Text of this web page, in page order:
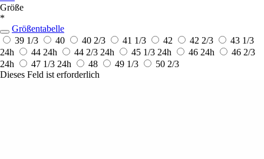
Größe
*
Größentabelle
39 1/3
40 40 2/3 41 1/3 42 42 2/3
43 1/3
24h
44 24h 44 2/3 24h 45 1/3 24h 46 24h
46 2/3
24h
47 1/3 24h 48 49 1/3
50 2/3
Dieses Feld ist erforderlich